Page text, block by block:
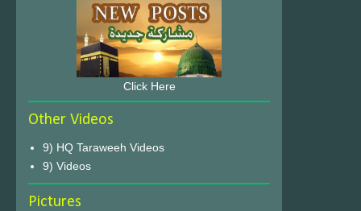
Click Here
Other Videos
9) HQ Taraweeh Videos
9) Videos
Pictures